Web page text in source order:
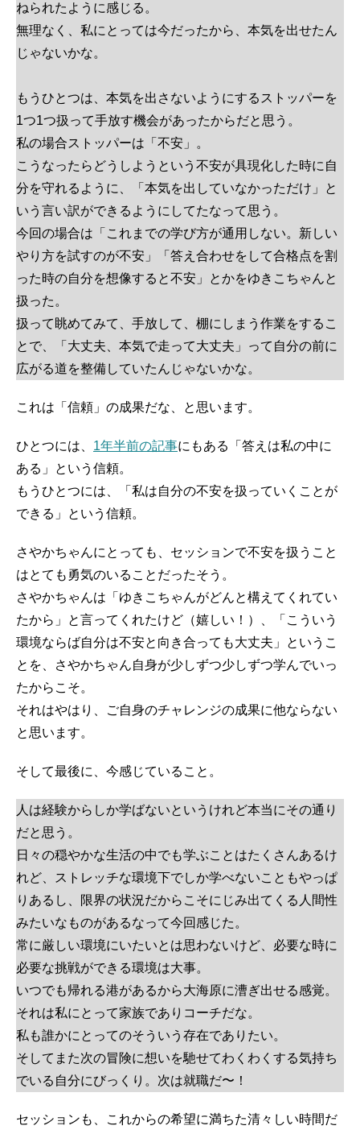
ねられたように感じる。
無理なく、私にとっては今だったから、本気を出せたん
じゃないかな。
もうひとつは、本気を出さないようにするストッパーを
1つ1つ扱って手放す機会があったからだと思う。
私の場合ストッパーは「不安」。
こうなったらどうしようという不安が具現化した時に自
分を守れるように、「本気を出していなかっただけ」と
いう言い訳ができるようにしてたなって思う。
今回の場合は「これまでの学び方が通用しない。新しい
やり方を試すのが不安」「答え合わせをして合格点を割
った時の自分を想像すると不安」とかをゆきこちゃんと
扱った。
扱って眺めてみて、手放して、棚にしまう作業をするこ
とで、「大丈夫、本気で走って大丈夫」って自分の前に
広がる道を整備していたんじゃないかな。
これは「信頼」の成果だな、と思います。
ひとつには、 1年半前の記事にもある「答えは私の中に
ある」という信頼。
もうひとつには、「私は自分の不安を扱っていくことが
できる」という信頼。
さやかちゃんにとっても、セッションで不安を扱うこと
はとても勇気のいることだったそう。
さやかちゃんは「ゆきこちゃんがどんと構えてくれてい
たから」と言ってくれたけど（嬉しい！）、「こういう
環境ならば自分は不安と向き合っても大丈夫」というこ
とを、さやかちゃん自身が少しずつ少しずつ学んでいっ
たからこそ。
それはやはり、ご自身のチャレンジの成果に他ならない
と思います。
そして最後に、今感じていること。
人は経験からしか学ばないというけれど本当にその通り
だと思う。
日々の穏やかな生活の中でも学ぶことはたくさんあるけ
れど、ストレッチな環境下でしか学べないこともやっぱ
りあるし、限界の状況だからこそにじみ出てくる人間性
みたいなものがあるなって今回感じた。
常に厳しい環境にいたいとは思わないけど、必要な時に
必要な挑戦ができる環境は大事。
いつでも帰れる港があるから大海原に漕ぎ出せる感覚。
それは私にとって家族でありコーチだな。
私も誰かにとってのそういう存在でありたい。
そしてまた次の冒険に想いを馳せてわくわくする気持ち
でいる自分にびっくり。次は就職だ〜！
セッションも、これからの希望に満ちた清々しい時間だ